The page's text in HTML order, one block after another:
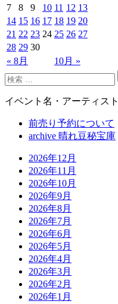
« 8月 10月 »
7
8 9 10 11 12 13
14 15 16 17 18 19 20
21 22 23 24 25 26 27
28 29 30
イベント名・アーティス
前売り予約について
archive 晴れ豆秘宝庫
2026年12月
2026年11月
2026年10月
2026年9月
2026年8月
2026年7月
2026年6月
2026年5月
2026年4月
2026年3月
2026年2月
2026年1月